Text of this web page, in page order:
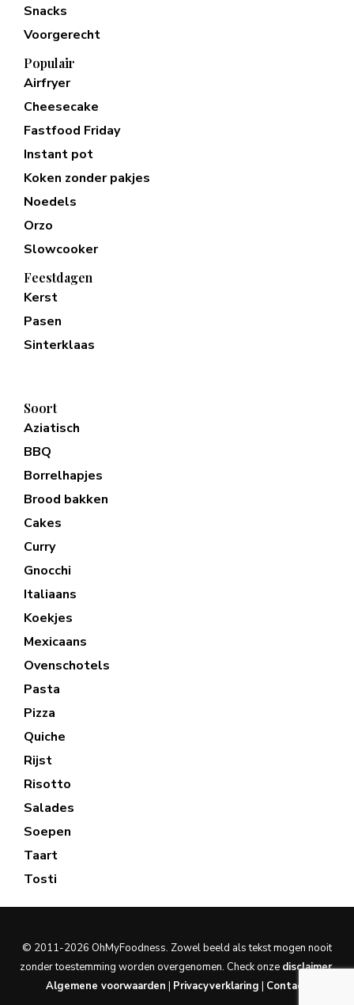
Snacks
Voorgerecht
Populair
Airfryer
Cheesecake
Fastfood Friday
Instant pot
Koken zonder pakjes
Noedels
Orzo
Slowcooker
Feestdagen
Kerst
Pasen
Sinterklaas
Soort
Aziatisch
BBQ
Borrelhapjes
Brood bakken
Cakes
Curry
Gnocchi
Italiaans
Koekjes
Mexicaans
Ovenschotels
Pasta
Pizza
Quiche
Rijst
Risotto
Salades
Soepen
Taart
Tosti
© 2011-2026 OhMyFoodness. Zowel beeld als tekst mogen nooit
zonder toestemming worden overgenomen. Check onze disclaimer.
Algemene voorwaarden | Privacyverklaring | Contact